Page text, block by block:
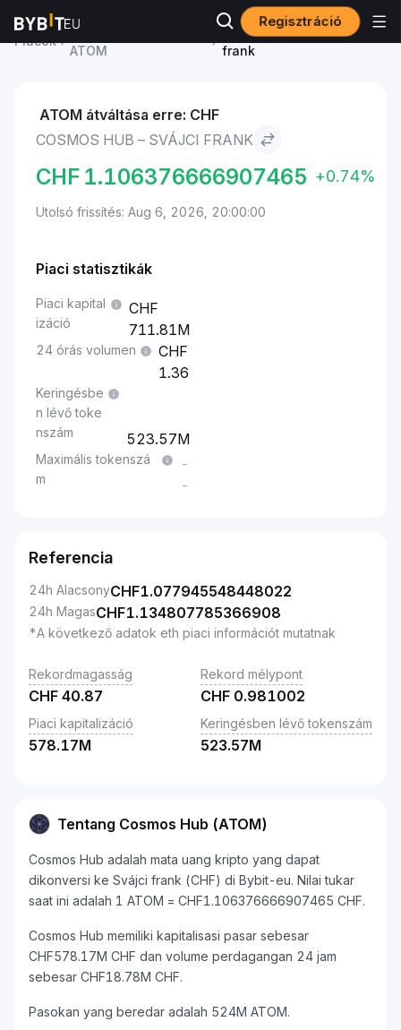
Regisztráció
Piacok
Cosmos Hub ára
ATOM
Cosmos Hub to Svájci
frank
ATOM átváltása erre: CHF
COSMOS HUB – SVÁJCI FRANK
CHF 1.106376666907465 +0.74%
Utolsó frissítés: Aug 6, 2026, 20:00:00
Piaci statisztikák
Piaci kapital
izáció
711.81M
24 órás volumen
1.36
Keringésbe
n lévő toke
nszám
523.57M
Maximális tokenszá
m
-
-
Referencia
24h AlacsonyCHF1.077945548448022
24h MagasCHF1.134807785366908
*A következő adatok eth piaci információt mutatnak
Rekordmagasság
CHF 40.87
Rekord mélypont
CHF 0.981002
Piaci kapitalizáció
578.17M
Keringésben lévő tokenszám
523.57M
Tentang Cosmos Hub (ATOM)
Cosmos Hub adalah mata uang kripto yang dapat
dikonversi ke Svájci frank (CHF) di Bybit-eu. Nilai tukar
saat ini adalah 1 ATOM = CHF1.106376666907465 CHF.
Cosmos Hub memiliki kapitalisasi pasar sebesar
CHF578.17M CHF dan volume perdagangan 24 jam
sebesar CHF18.78M CHF.
Pasokan yang beredar adalah 524M ATOM.